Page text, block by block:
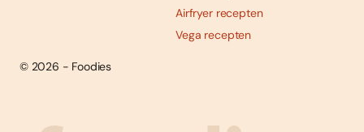
Airfryer recepten
Vega recepten
© 2026 - Foodies